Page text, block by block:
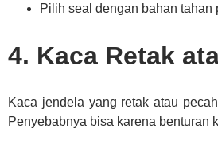
Pilih seal dengan bahan tahan
4. Kaca Retak
Kaca jendela yang retak atau
Penyebabnya bisa karena benturan